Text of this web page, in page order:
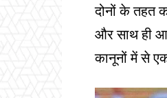
दोनों के तहत
और साथ ही
कानूनों में से